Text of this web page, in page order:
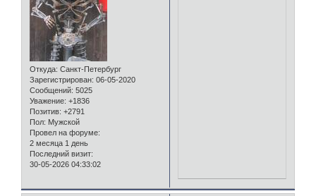
Откуда: Санкт-Петербург
Зарегистрирован: 06-05-2020
Сообщений: 5025
Уважение: +1836
Позитив: +2791
Пол: Мужской
Провел на форуме:
2 месяца 1 день
Последний визит:
30-05-2026 04:33:02